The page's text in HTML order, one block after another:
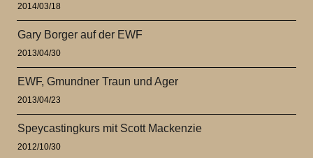
2014/03/18
Gary Borger auf der EWF
2013/04/30
EWF, Gmundner Traun und Ager
2013/04/23
Speycastingkurs mit Scott Mackenzie
2012/10/30